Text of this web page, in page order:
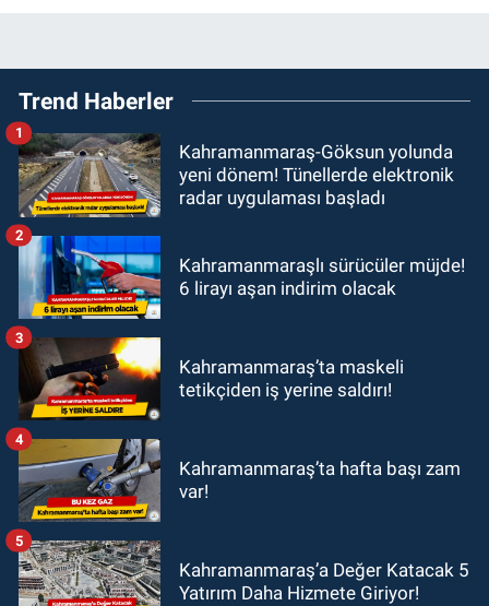
Trend Haberler
Kahramanmaraş-Göksun yolunda
yeni dönem! Tünellerde elektronik
radar uygulaması başladı
1
Kahramanmaraşlı sürücüler müjde!
6 lirayı aşan indirim olacak
2
Kahramanmaraş’ta maskeli
tetikçiden iş yerine saldırı!
3
Kahramanmaraş’ta hafta başı zam
var!
4
Kahramanmaraş’a Değer Katacak 5
Yatırım Daha Hizmete Giriyor!
5